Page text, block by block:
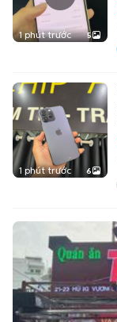
1 phút trước 5
1 phút trước 6